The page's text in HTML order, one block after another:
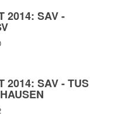
2014: SAV -
2014: SAV - TUS